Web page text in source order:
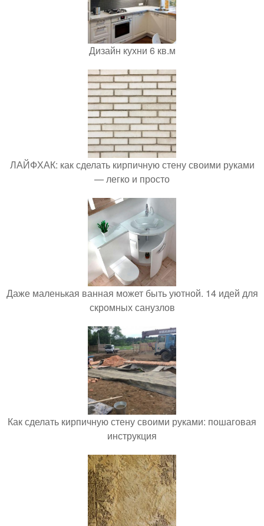
Дизайн кухни 6 кв.м
ЛАЙФХАК: как сделать кирпичную стену своими руками
— легко и просто
Даже маленькая ванная может быть уютной. 14 идей для
скромных санузлов
Как сделать кирпичную стену своими руками: пошаговая
инструкция